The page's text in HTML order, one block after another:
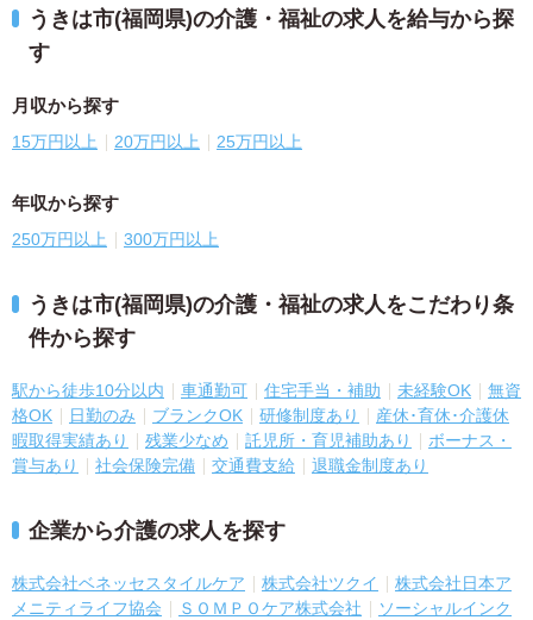
うきは市(福岡県)の介護・福祉の求人を給与から探
す
月収から探す
15万円以上 20万円以上 25万円以上
年収から探す
250万円以上 300万円以上
うきは市(福岡県)の介護・福祉の求人をこだわり条
件から探す
駅から徒歩10分以内 車通勤可 住宅手当・補助 未経験OK
無資
格OK
日勤のみ ブランクOK 研修制度あり
産休･育休･介護休
暇取得実績あり
残業少なめ 託児所・育児補助あり
ボーナス・
賞与あり
社会保険完備 交通費支給 退職金制度あり
企業から介護の求人を探す
株式会社ベネッセスタイルケア 株式会社ツクイ
株式会社日本ア
メニティライフ協会
ＳＯＭＰＯケア株式会社
ソーシャルインク